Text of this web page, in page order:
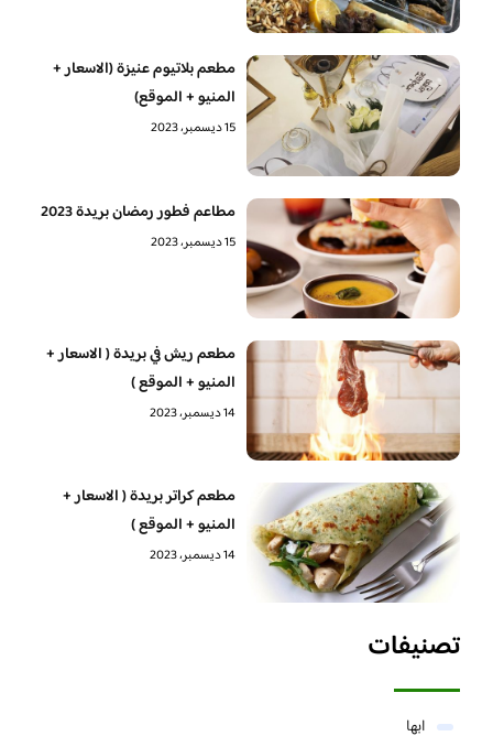
مطعم بلاتيوم عنيزة (الاسعار +
المنيو + الموقع)
15 ديسمبر، 2023
مطاعم فطور رمضان بريدة 2023
15 ديسمبر، 2023
مطعم ريش في بريدة ( الاسعار +
المنيو + الموقع )
14 ديسمبر، 2023
مطعم كراتر بريدة ( الاسعار +
المنيو + الموقع )
14 ديسمبر، 2023
تصنيفات
ابها